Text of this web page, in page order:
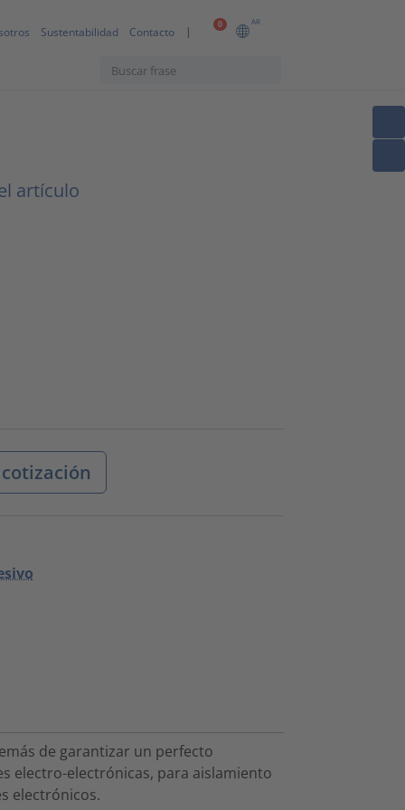
0 AR
Sustentabilidad Contacto
artículo
de garantizar un perfecto
electro-electrónicas, para aislamiento
electrónicos.